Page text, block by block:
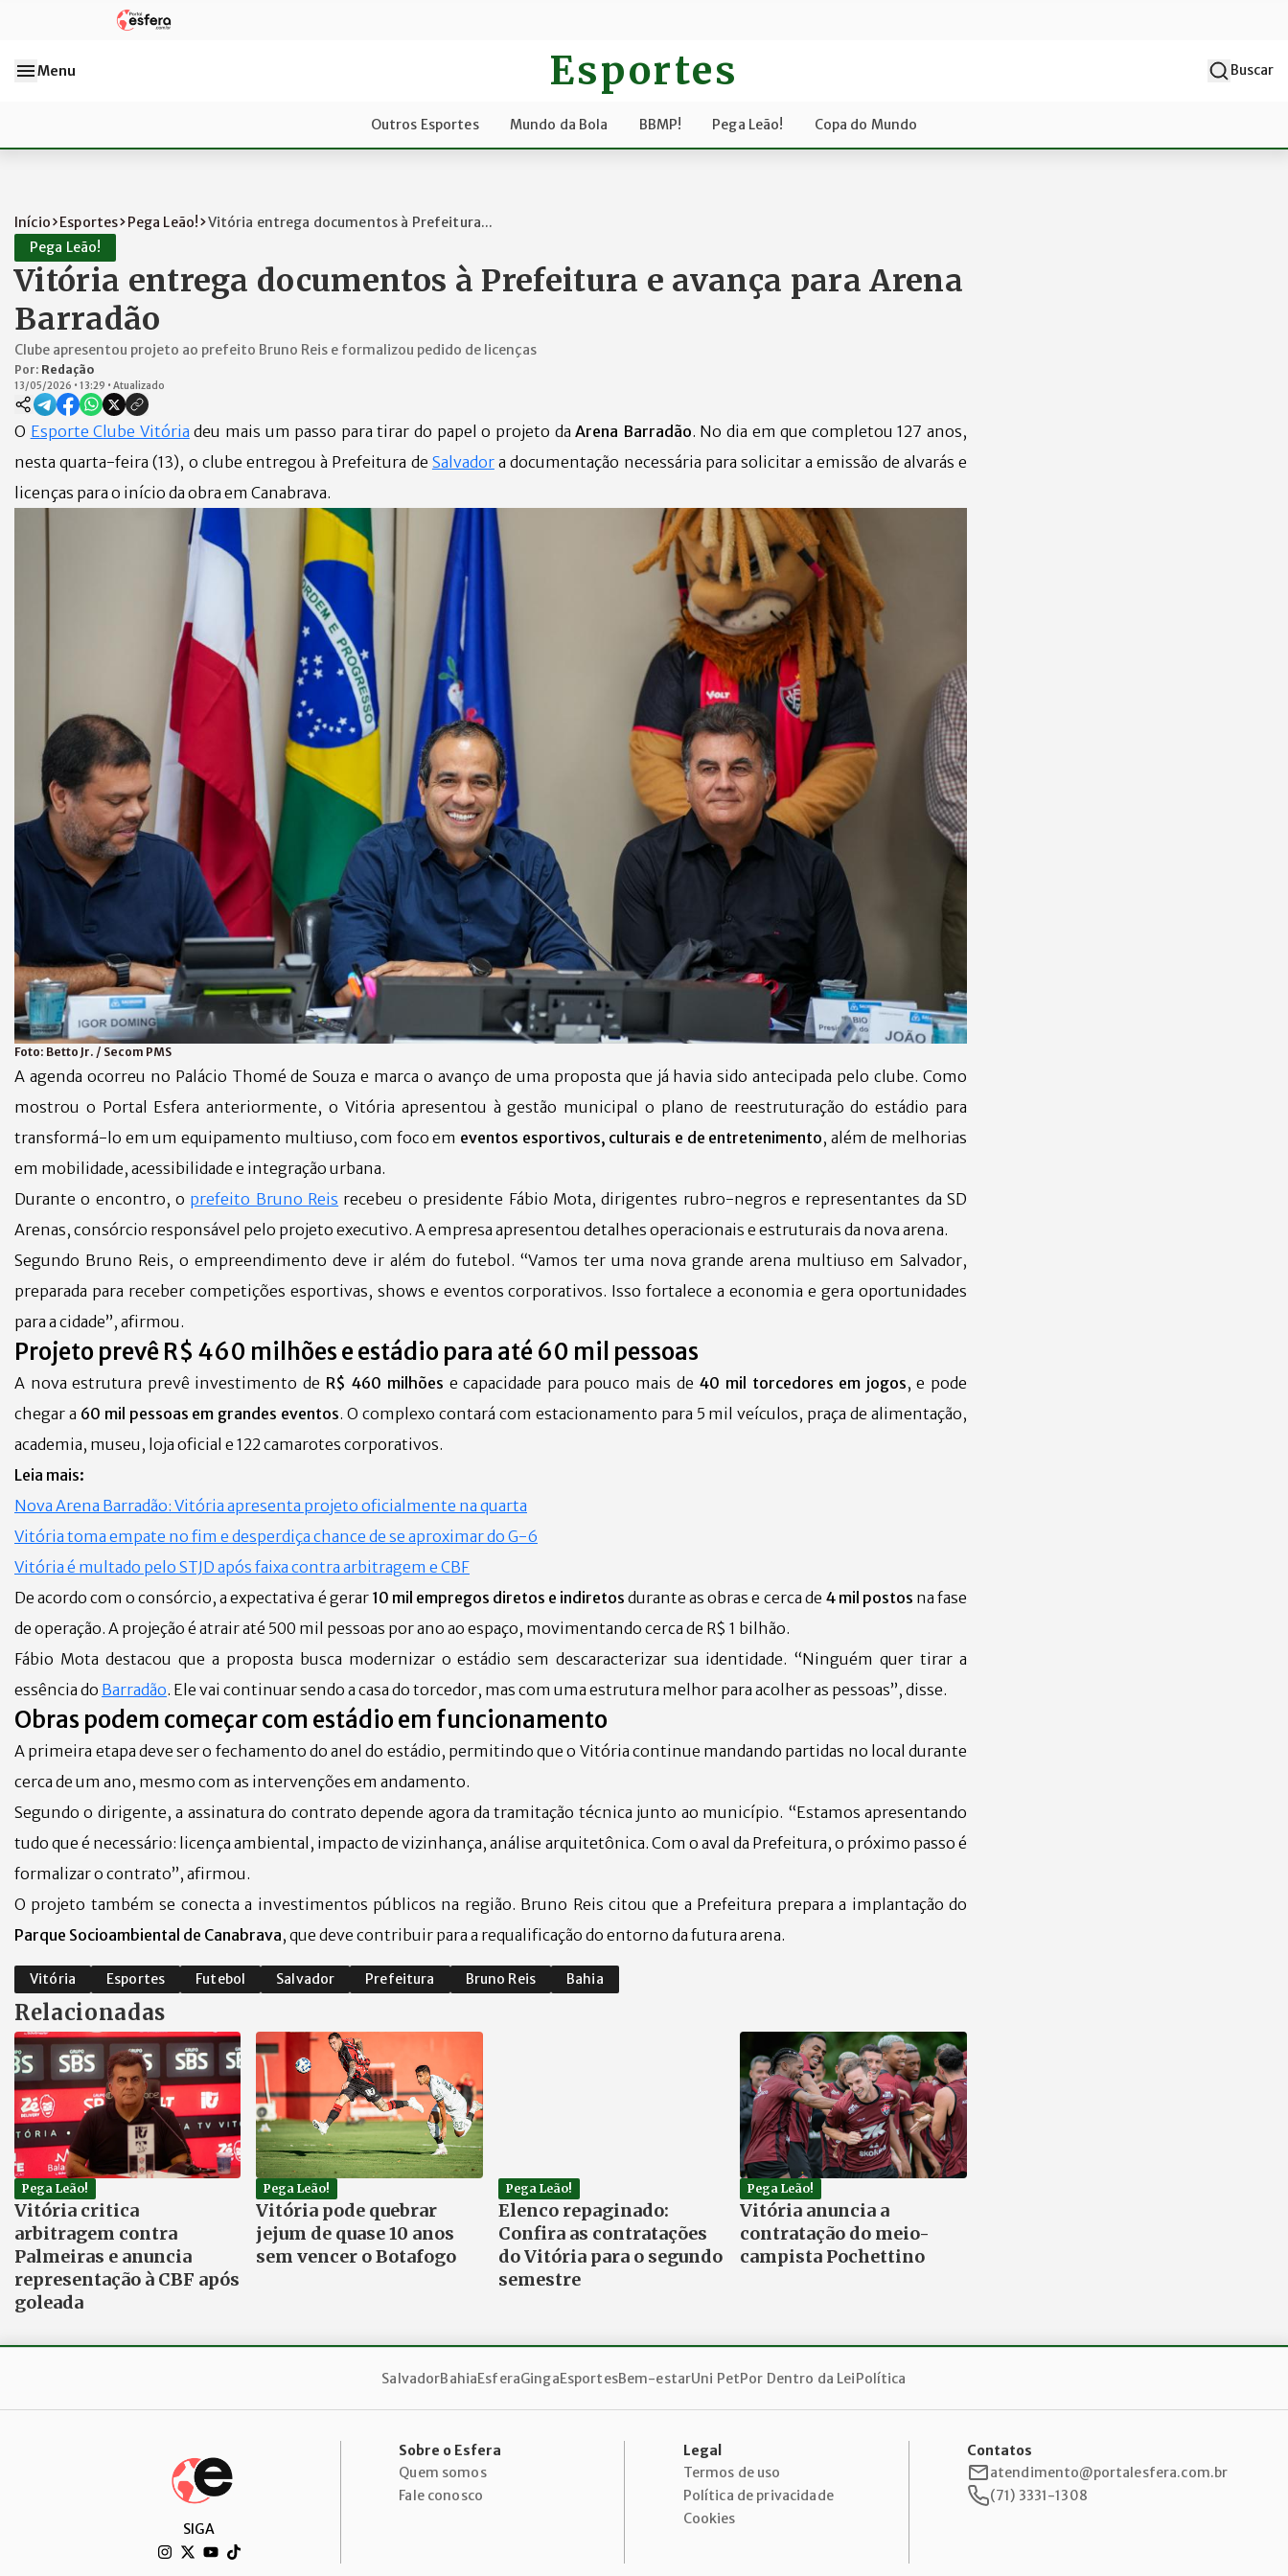
Menu Esportes Buscar
Outros Esportes Mundo da Bola BBMP! Pega Leão! Copa do Mundo
Início Esportes Pega Leão!
Vitória entrega documentos à Prefeitura...
Pega Leão!
Vitória entrega documentos à Prefeitura e avança para Arena
Barradão
Clube apresentou projeto ao prefeito Bruno Reis e formalizou pedido de licenças
Por: Redação
13/05/2026 • 13:29 • Atualizado
O Esporte Clube Vitória deu mais um passo para tirar do papel o projeto daArena Barradão. No dia em que completou 127 anos,
nesta quarta-feira (13), o clube entregou à Prefeitura de Salvadora documentação necessária para solicitar a emissão de alvarás e
licenças para o início da obra em Canabrava.
Foto: Betto Jr. / Secom PMS
A agenda ocorreu no Palácio Thomé de Souza e marca o avanço de uma proposta que já havia sido antecipada pelo clube. Como
mostrou o Portal Esfera anteriormente, o Vitória apresentou à gestão municipal o plano de reestruturação do estádio para
transformá-lo em um equipamento multiuso, com foco em eventos esportivos, culturais e de entretenimento, além de melhorias
em mobilidade, acessibilidade e integração urbana.
Durante o encontro, o prefeito Bruno Reis recebeu o presidente Fábio Mota, dirigentes rubro-negros e representantes da SD
Arenas, consórcio responsável pelo projeto executivo. A empresa apresentou detalhes operacionais e estruturais da nova arena.
Segundo Bruno Reis, o empreendimento deve ir além do futebol. “Vamos ter uma nova grande arena multiuso em Salvador,
preparada para receber competições esportivas, shows e eventos corporativos. Isso fortalece a economia e gera oportunidades
para a cidade”, afirmou.
Projeto prevê R$ 460 milhões e estádio para até 60 mil pessoas
A nova estrutura prevê investimento de R$ 460 milhões e capacidade para pouco mais de 40 mil torcedores em jogos, e pode
chegar a 60 mil pessoas em grandes eventos. O complexo contará com estacionamento para 5 mil veículos, praça de alimentação,
academia, museu, loja oficial e 122 camarotes corporativos.
Leia mais:
Nova Arena Barradão: Vitória apresenta projeto oficialmente na quarta
Vitória toma empate no fim e desperdiça chance de se aproximar do G-6
Vitória é multado pelo STJD após faixa contra arbitragem e CBF
De acordo com o consórcio, a expectativa é gerar 10 mil empregos diretos e indiretos durante as obras e cerca de 4 mil postos na fase
de operação. A projeção é atrair até 500 mil pessoas por ano ao espaço, movimentando cerca de R$ 1 bilhão.
Fábio Mota destacou que a proposta busca modernizar o estádio sem descaracterizar sua identidade. “Ninguém quer tirar a
essência do Barradão. Ele vai continuar sendo a casa do torcedor, mas com uma estrutura melhor para acolher as pessoas”, disse.
Obras podem começar com estádio em funcionamento
A primeira etapa deve ser o fechamento do anel do estádio, permitindo que o Vitória continue mandando partidas no local durante
cerca de um ano, mesmo com as intervenções em andamento.
Segundo o dirigente, a assinatura do contrato depende agora da tramitação técnica junto ao município. “Estamos apresentando
tudo que é necessário: licença ambiental, impacto de vizinhança, análise arquitetônica. Com o aval da Prefeitura, o próximo passo é
formalizar o contrato”, afirmou.
O projeto também se conecta a investimentos públicos na região. Bruno Reis citou que a Prefeitura prepara a implantação do
Parque Socioambiental de Canabrava, que deve contribuir para a requalificação do entorno da futura arena.
Vitória Esportes Futebol Salvador Prefeitura Bruno Reis Bahia
Relacionadas
Pega Leão!
Vitória critica
arbitragem contra
Palmeiras e anuncia
representação à CBF após
goleada
Pega Leão!
Vitória pode quebrar
jejum de quase 10 anos
sem vencer o Botafogo
Pega Leão!
Elenco repaginado:
Confira as contratações
do Vitória para o segundo
semestre
Pega Leão!
Vitória anuncia a
contratação do meio-
campista Pochettino
SalvadorBahiaEsferaGingaEsportesBem-estarUni PetPor Dentro da LeiPolítica
SIGA
Sobre o Esfera
Quem somos
Fale conosco
Legal
Termos de uso
Política de privacidade
Cookies
Contatos
atendimento@portalesfera.com.br
(71) 3331-1308